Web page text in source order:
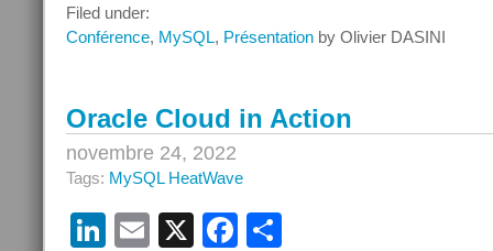
Quoi
avec
Filed under:
Conférence, MySQL, Présentation by Olivier DASINI
Oracle Cloud in Action
novembre 24, 2022
Tags: MySQL HeatWave
LinkedIn
Email
X Facebook